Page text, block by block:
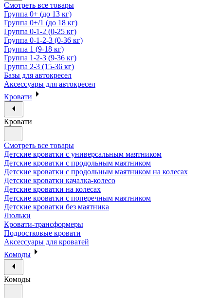
Смотреть все товары
Группа 0+ (до 13 кг)
Группа 0+/1 (до 18 кг)
Группа 0-1-2 (0-25 кг)
Группа 0-1-2-3 (0-36 кг)
Группа 1 (9-18 кг)
Группа 1-2-3 (9-36 кг)
Группа 2-3 (15-36 кг)
Базы для автокресел
Аксессуары для автокресел
Кровати
Кровати
Смотреть все товары
Детские кроватки с универсальным маятником
Детские кроватки с продольным маятником
Детские кроватки с продольным маятником на колесах
Детские кроватки качалка-колесо
Детские кроватки на колесах
Детские кроватки с поперечным маятником
Детские кроватки без маятника
Люльки
Кровати-трансформеры
Подростковые кровати
Аксессуары для кроватей
Комоды
Комоды